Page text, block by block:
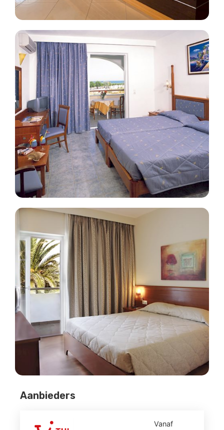
Aanbieders
Vanaf